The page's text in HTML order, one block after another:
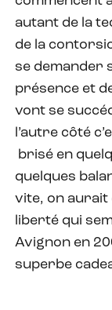
autant de la
de la
se demander
présence et
vont se
l’autre côté
brisé en
quelques
vite, on aurait
liberté qui
Avignon en
superbe